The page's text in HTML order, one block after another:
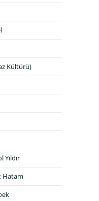
Kültürü)
Yıldır
Hatam